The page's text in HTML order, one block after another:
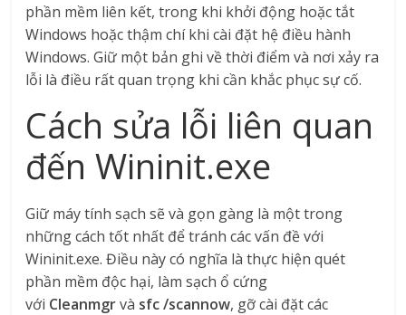
phần mềm liên kết, trong khi khởi động hoặc tắt
Windows hoặc thậm chí khi cài đặt hệ điều hành
Windows. Giữ một bản ghi về thời điểm và nơi xảy ra
lỗi là điều rất quan trọng khi cần khắc phục sự cố.
Cách sửa lỗi liên quan
đến Wininit.exe
Giữ máy tính sạch sẽ và gọn gàng là một trong
những cách tốt nhất để tránh các vấn đề với
Wininit.exe. Điều này có nghĩa là thực hiện quét
phần mềm độc hại, làm sạch ổ cứng
với Cleanmgrvà sfc /scannow, gỡ cài đặt các